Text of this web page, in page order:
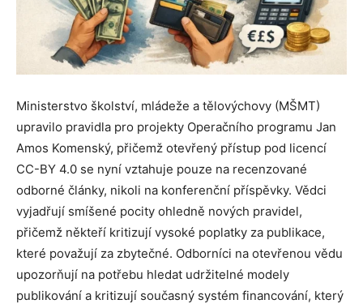
Ministerstvo školství, mládeže a tělovýchovy (MŠMT)
upravilo pravidla pro projekty Operačního programu Jan
Amos Komenský, přičemž otevřený přístup pod licencí
CC-BY 4.0 se nyní vztahuje pouze na recenzované
odborné články, nikoli na konferenční příspěvky. Vědci
vyjadřují smíšené pocity ohledně nových pravidel,
přičemž někteří kritizují vysoké poplatky za publikace,
které považují za zbytečné. Odborníci na otevřenou vědu
upozorňují na potřebu hledat udržitelné modely
publikování a kritizují současný systém financování, který